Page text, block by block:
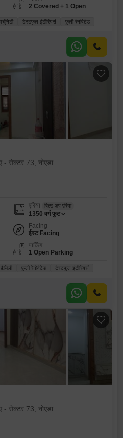
2 Covered + 1 Open
टेस्टफुल इंटीरियर्स फ़ुली रेनोवेटेड
- सेक्टर 73, नोएडा
एरिया बिल्ट-अप एरिया
1350 वर्ग फुट
Facing
ईस्ट Facing
पार्किंग
1 Open Parking
फ़ैमिली फ़ुली रेनोवेटेड टेस्टफुल इंटीरियर्स
- सेक्टर 73, नोएडा